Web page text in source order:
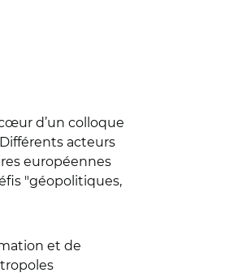
d’un colloque
acteurs
européennes
"géopolitiques,
et de